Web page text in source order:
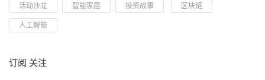
活动沙龙 智能家居 投资故事 区块链
人工智能
订阅 关注